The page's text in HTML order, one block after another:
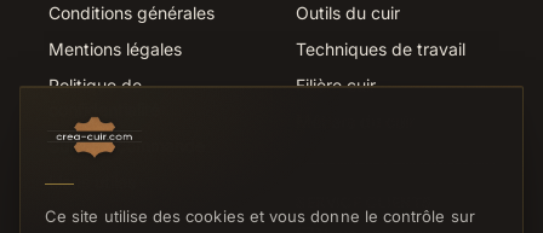
Conditions générales
Mentions légales
Politique de
Suivi de commande
Liens utiles
Outils du cuir
Techniques de travail
Filière cuir
Ce site utilise des cookies et vous donne le contrôle sur